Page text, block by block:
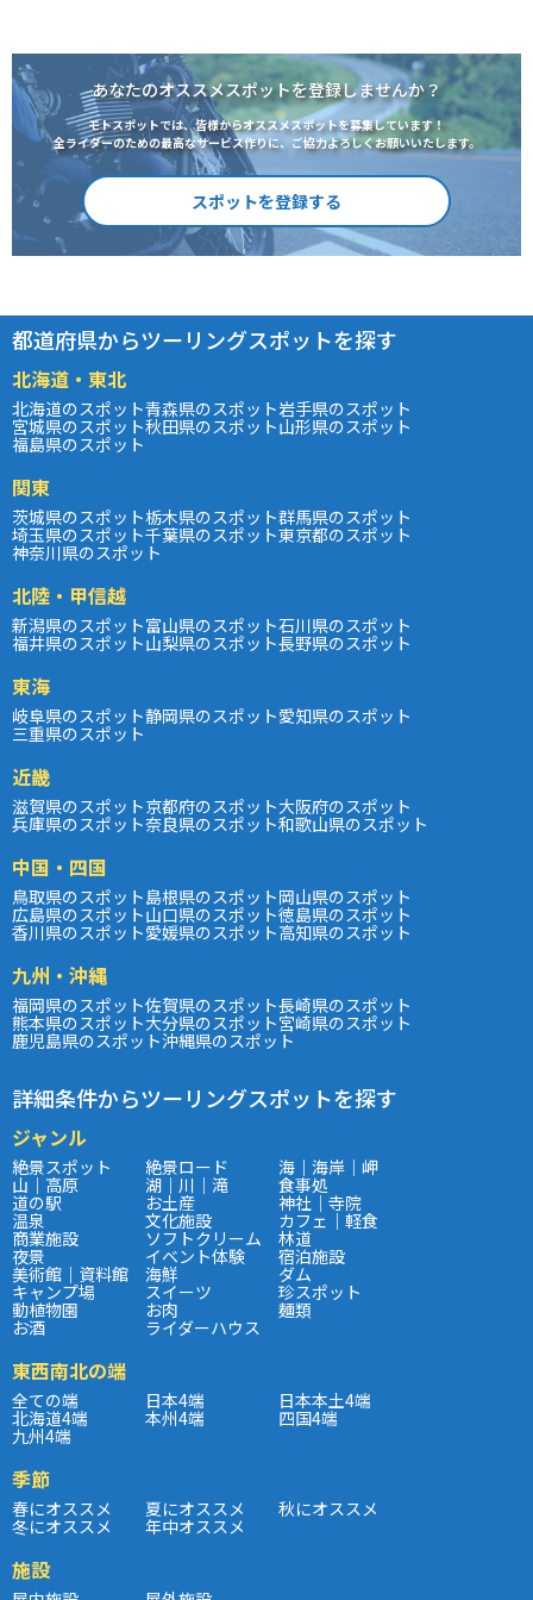
あなたのオススメスポットを登録しませんか？
モトスポットでは、皆様からオススメスポットを募集しています！
全ライダーのための最高なサービス作りに、ご協力よろしくお願いいたします。
スポットを登録する
都道府県からツーリングスポットを探す
北海道・東北
北海道のスポット青森県のスポット岩手県のスポット
宮城県のスポット秋田県のスポット山形県のスポット
福島県のスポット
関東
茨城県のスポット栃木県のスポット群馬県のスポット
埼玉県のスポット千葉県のスポット東京都のスポット
神奈川県のスポット
北陸・甲信越
新潟県のスポット富山県のスポット石川県のスポット
福井県のスポット山梨県のスポット長野県のスポット
東海
岐阜県のスポット静岡県のスポット愛知県のスポット
三重県のスポット
近畿
滋賀県のスポット京都府のスポット大阪府のスポット
兵庫県のスポット奈良県のスポット和歌山県のスポット
中国・四国
鳥取県のスポット島根県のスポット岡山県のスポット
広島県のスポット山口県のスポット徳島県のスポット
香川県のスポット愛媛県のスポット高知県のスポット
九州・沖縄
福岡県のスポット佐賀県のスポット長崎県のスポット
熊本県のスポット大分県のスポット宮崎県のスポット
鹿児島県のスポット沖縄県のスポット
詳細条件からツーリングスポットを探す
ジャンル
絶景スポット 絶景ロード 海｜海岸｜岬
山｜高原 湖｜川｜滝 食事処
道の駅 お土産 神社｜寺院
温泉 文化施設 カフェ｜軽食
商業施設 ソフトクリーム 林道
夜景 イベント体験 宿泊施設
美術館｜資料館 海鮮 ダム
キャンプ場 スイーツ 珍スポット
動植物園 お肉 麺類
お酒 ライダーハウス
東西南北の端
全ての端 日本4端 日本本土4端
北海道4端 本州4端 四国4端
九州4端
季節
春にオススメ 夏にオススメ 秋にオススメ
冬にオススメ 年中オススメ
施設